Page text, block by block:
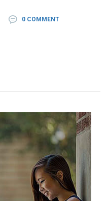
0 COMMENT